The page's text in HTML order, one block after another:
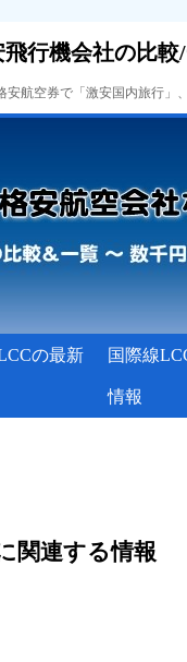
行機会社の比較
安航空券で「激安国内旅行
の最新 国際線
情報
関連する情報